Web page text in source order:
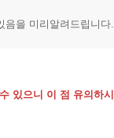
음을 미리알려드립니다.
있으니 이 점 유의하시